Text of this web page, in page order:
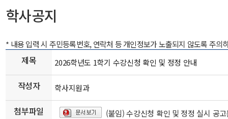
학사공지
* 내용 입력 시 주민등록번호, 연락처 등 개인정보가 노출되지 않도록 주의
제목 2026학년도 1학기 수강신청 확인 및 정정 안내
작성자 학사지원과
첨부파일 (붙임) 수강신청 확인 및 정정 실시 공